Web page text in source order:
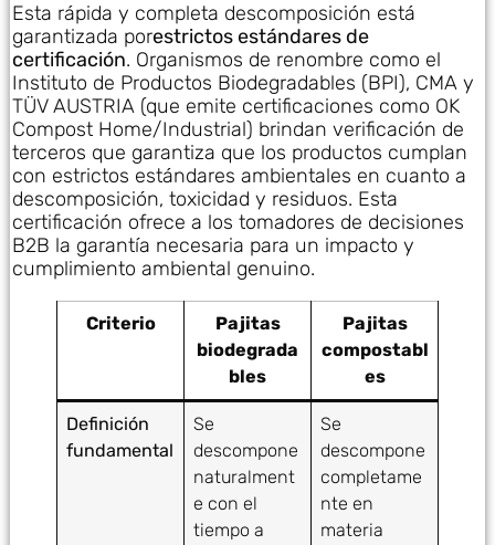
Esta rápida y completa descomposición está
garantizada porestrictos estándares de
certificación. Organismos de renombre como el
Instituto de Productos Biodegradables (BPI), CMA y
TÜV AUSTRIA (que emite certificaciones como OK
Compost Home/Industrial) brindan verificación de
terceros que garantiza que los productos cumplan
con estrictos estándares ambientales en cuanto a
descomposición, toxicidad y residuos. Esta
certificación ofrece a los tomadores de decisiones
B2B la garantía necesaria para un impacto y
cumplimiento ambiental genuino.
Criterio
Pajitas
biodegrada
bles
Pajitas
compostabl
es
Definición
fundamental
Se
descompone
naturalment
e con el
tiempo a
Se
descompone
completame
nte en
materia